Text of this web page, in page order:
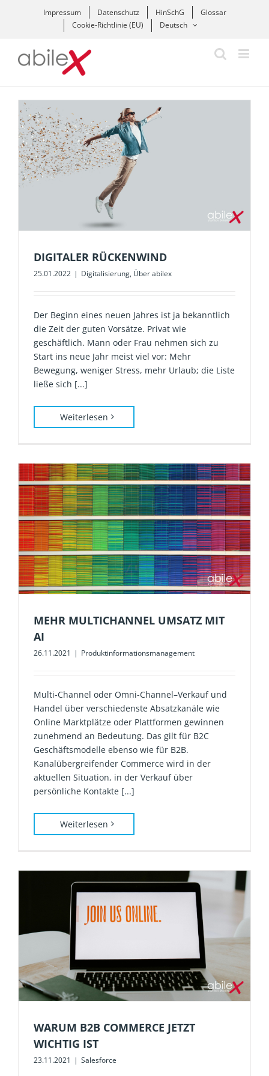
Impressum Datenschutz HinSchG
Glossar
Cookie-Richtlinie (EU)
Deutsch
DIGITALER RÜCKENWIND
25.01.2022 | Digitalisierung, Über abilex
Der Beginn eines neuen Jahres ist ja bekanntlich
die Zeit der guten Vorsätze. Privat wie
geschäftlich. Mann oder Frau nehmen sich zu
Start ins neue Jahr meist viel vor: Mehr
Bewegung, weniger Stress, mehr Urlaub; die Liste
ließe sich [...]
Weiterlesen
MEHR MULTICHANNEL UMSATZ MIT
AI
26.11.2021 | Produktinformationsmanagement
Multi-Channel oder Omni-Channel–Verkauf und
Handel über verschiedenste Absatzkanäle wie
Online Marktplätze oder Plattformen gewinnen
zunehmend an Bedeutung. Das gilt für B2C
Geschäftsmodelle ebenso wie für B2B.
Kanalübergreifender Commerce wird in der
aktuellen Situation, in der Verkauf über
persönliche Kontakte [...]
Weiterlesen
WARUM B2B COMMERCE JETZT
WICHTIG IST
23.11.2021 | Salesforce